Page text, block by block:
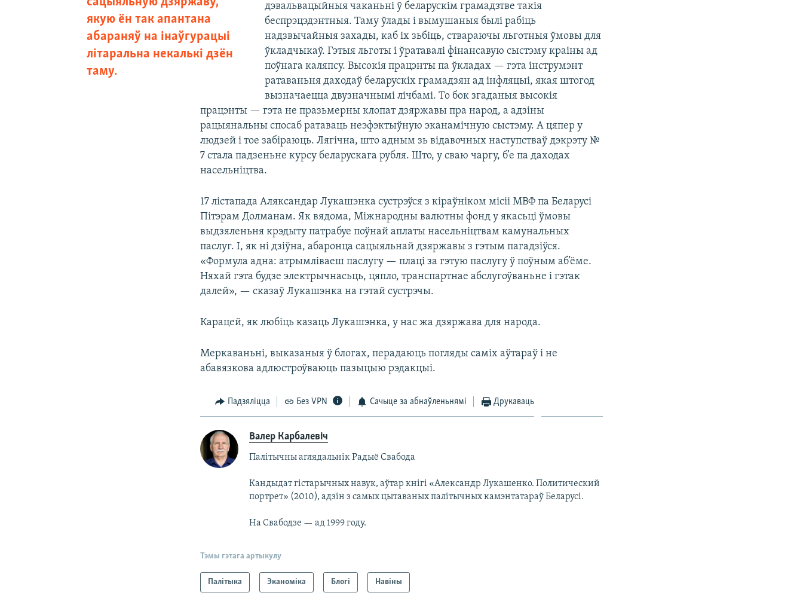
якую ён так апантана
абараняў на інаўгурацыі
літаральна некалькі дзён
таму.
дэвальвацыйныя чаканьні ў беларускім грамадзтве такія
беспрэцэдэнтныя. Таму ўлады і вымушаныя былі рабіць
надзвычайныя захады, каб іх зьбіць, ствараючы льготныя ўмовы для
ўкладчыкаў. Гэтыя льготы і ўратавалі фінансавую сыстэму краіны ад
поўнага каляпсу. Высокія працэнты па ўкладах — гэта інструмэнт
ратаваньня даходаў беларускіх грамадзян ад інфляцыі, якая штогод
вызначаецца двузначнымі лічбамі. То бок згаданыя высокія
працэнты — гэта не празьмерны клопат дзяржавы пра народ, а адзіны
рацыянальны спосаб ратаваць неэфэктыўную эканамічную сыстэму. А цяпер у
людзей і тое забіраюць. Лягічна, што адным зь відавочных наступстваў дэкрэту №
7 стала падзеньне курсу беларускага рубля. Што, у сваю чаргу, б’е па даходах
насельніцтва.
17 лістапада Аляксандар Лукашэнка сустрэўся з кіраўніком місіі МВФ па Беларусі
Пітэрам Долманам. Як вядома, Міжнародны валютны фонд у якасьці ўмовы
выдзяленьня крэдыту патрабуе поўнай аплаты насельніцтвам камунальных
паслуг. І, як ні дзіўна, абаронца сацыяльнай дзяржавы з гэтым пагадзіўся.
«Формула адна: атрымліваеш паслугу — плаці за гэтую паслугу ў поўным аб’ёме.
Няхай гэта будзе электрычнасьць, цяпло, транспартнае абслугоўваньне і гэтак
далей», — сказаў Лукашэнка на гэтай сустрэчы.
Карацей, як любіць казаць Лукашэнка, у нас жа дзяржава для народа.
Меркаваньні, выказаныя ў блогах, перадаюць погляды саміх аўтараў і не
абавязкова адлюстроўваюць пазыцыю рэдакцыі.
Падзяліцца Без VPN Сачыце за абнаўленьнямі Друкаваць
Валер Карбалевіч
Палітычны аглядальнік Радыё Свабода
Кандыдат гістарычных навук, аўтар кнігі «Александр Лукашенко. Политический
портрет» (2010), адзін з самых цытаваных палітычных камэнтатараў Беларусі.
На Свабодзе — ад 1999 году.
Тэмы гэтага артыкулу
Палітыка Эканоміка Блогі Навіны